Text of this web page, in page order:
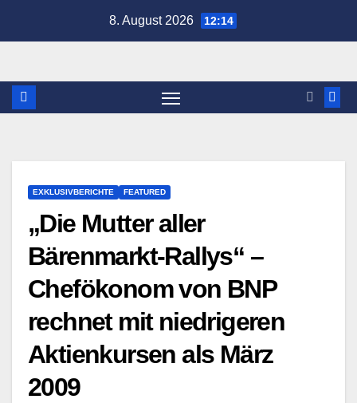
8. August 2026 12:14
EXKLUSIVBERICHTE FEATURED
„Die Mutter aller
Bärenmarkt-Rallys“ –
Chefökonom von BNP
rechnet mit niedrigeren
Aktienkursen als März
2009